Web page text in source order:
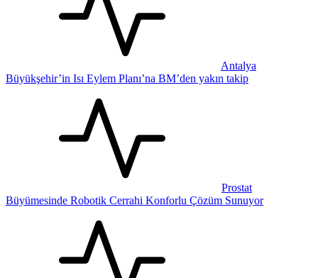
Antalya
Büyükşehir’in Isı Eylem Planı’na BM’den yakın takip
Prostat
Büyümesinde Robotik Cerrahi Konforlu Çözüm Sunuyor